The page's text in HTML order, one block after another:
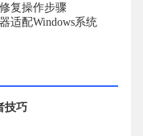
复操作步骤
适配Windows系统
技巧